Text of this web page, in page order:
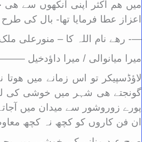
میں ھم اکثر اپنی آنکھوں سے ھی
اعزاز عطا فرمایا تھا- بال کی
—- رھے نام اللہ کا – منورعلی
میرا میانوالی / میرا داؤدخیل
لاؤڈسپیکر تو اس زمانے میں ھوتا
گونجتے ھی شہر میں خوشی کی
پورے زوروشور سے میدان میں
ان فن کاروں کو کچھ نہ کچھ